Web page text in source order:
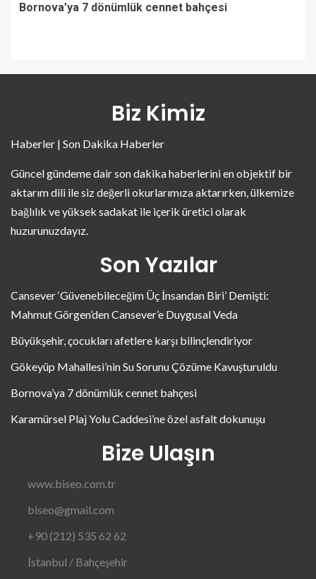
Bornova’ya 7 dönümlük cennet bahçesi
Biz Kimiz
Haberler | Son Dakika Haberler
Güncel gündeme dair son dakika haberlerini en objektif bir
aktarım dili ile siz değerli okurlarımıza aktarırken, ülkemize
bağlılık ve yüksek sadakat ile içerik üretici olarak
huzurunuzdayız.
Son Yazılar
Cansever ‘Güvenebileceğim Üç İnsandan Biri’ Demişti:
Mahmut Görgen’den Cansever’e Duygusal Veda
Büyükşehir, çocukları afetlere karşı bilinçlendiriyor
Gökeyüp Mahallesi’nin Su Sorunu Çözüme Kavuşturuldu
Bornova’ya 7 dönümlük cennet bahçesi
Karamürsel Plaj Yolu Caddesi’ne özel asfalt dokunuşu
Bize Ulaşın
www.biseo.com.tr
biseo@gmail.com
+90 (212) 535 62 62
İstanbul / Bahçeşehir